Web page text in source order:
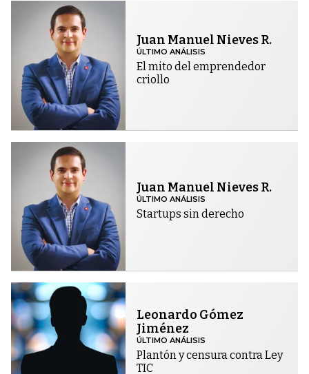
Juan Manuel Nieves R.
ÚLTIMO ANÁLISIS
El mito del emprendedor
criollo
Juan Manuel Nieves R.
ÚLTIMO ANÁLISIS
Startups sin derecho
Leonardo Gómez
Jiménez
ÚLTIMO ANÁLISIS
Plantón y censura contra Ley
TIC